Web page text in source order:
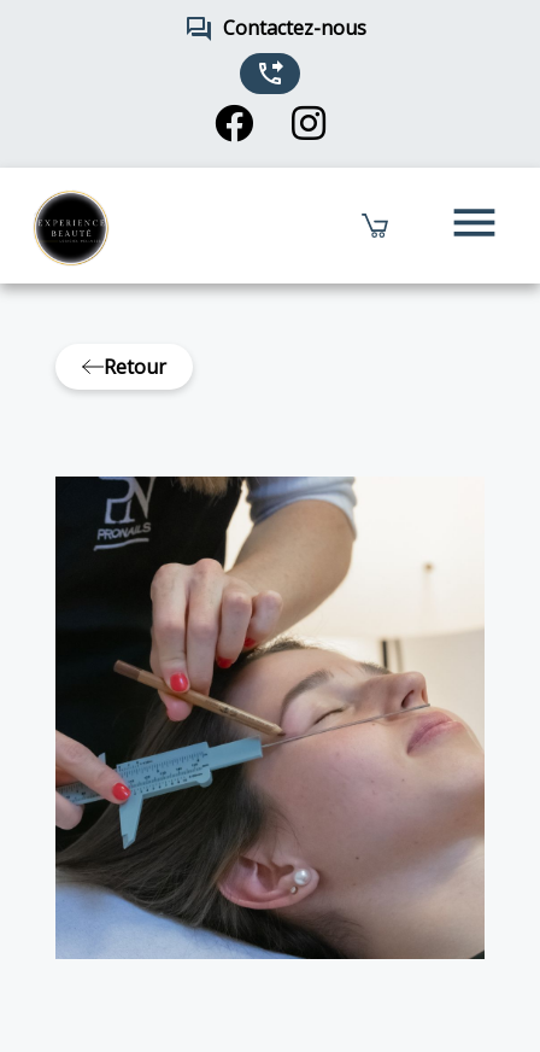
forum Contactez-nous
phone_forwarded
menu
Retour